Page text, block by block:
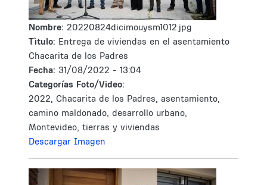
Nombre: 20220824dicimouysm1012.jpg
Tìtulo: Entrega de viviendas en el asentamiento
Chacarita de los Padres
Fecha: 31/08/2022 - 13:04
Categorías Foto/Video:
2022, Chacarita de los Padres, asentamiento,
camino maldonado, desarrollo urbano,
Montevideo, tierras y viviendas
Descargar Imagen